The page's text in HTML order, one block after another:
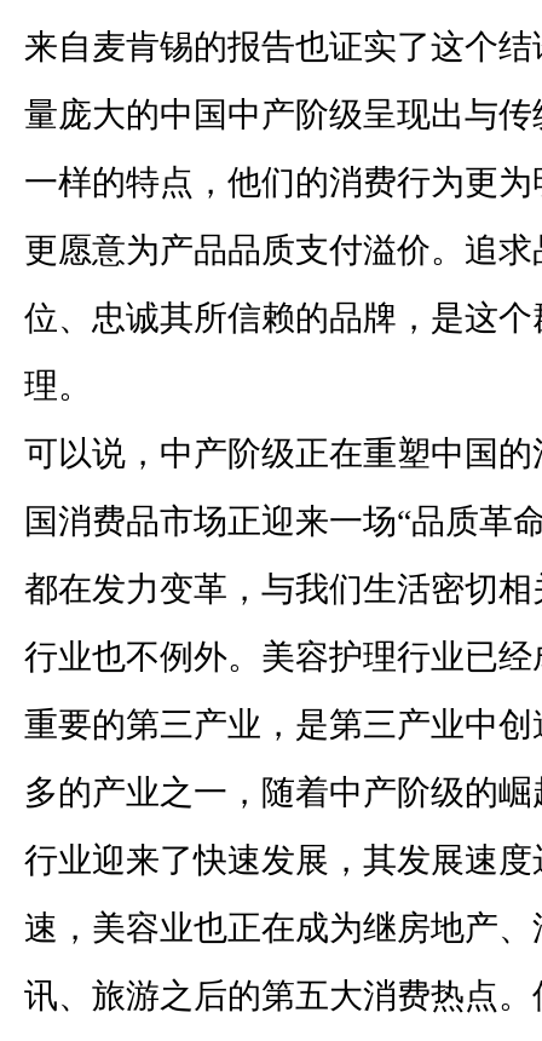
来自麦肯锡的报告也证实了这个
量庞大的中国中产阶级呈现出与
一样的特点，他们的消费行为更
更愿意为产品品质支付溢价。追
位、忠诚其所信赖的品牌，是这
理。
可以说，中产阶级正在重塑中国
国消费品市场正迎来一场“品质革
都在发力变革，与我们生活密切
行业也不例外。美容护理行业已
重要的第三产业，是第三产业中
多的产业之一，随着中产阶级的
行业迎来了快速发展，其发展速度
速，美容业也正在成为继房地产
讯、旅游之后的第五大消费热点